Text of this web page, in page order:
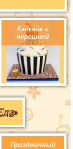
Капкейк с
черешней
»
Праздничный